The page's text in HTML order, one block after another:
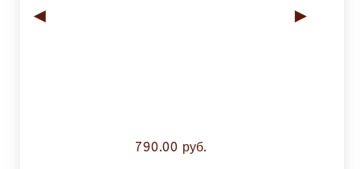
◄ ►
790.00 руб.